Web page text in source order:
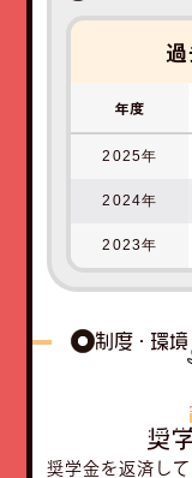
年度
2025年
2024年
2023年
制度・環境
奨
奨学金を返済し